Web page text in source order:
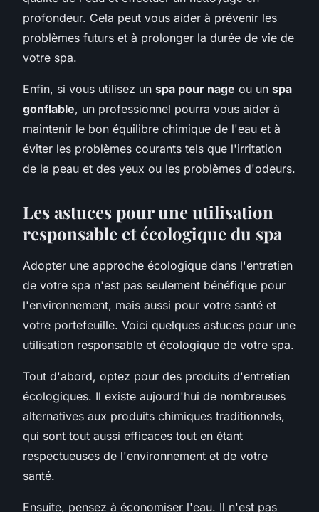
profondeur. Cela peut vous aider à prévenir les
problèmes futurs et à prolonger la durée de vie de
votre spa.
Enfin, si vous utilisez un spa pour nage ou un spa
gonflable, un professionnel pourra vous aider à
maintenir le bon équilibre chimique de l'eau et à
éviter les problèmes courants tels que l'irritation
de la peau et des yeux ou les problèmes d'odeurs.
Les astuces pour une utilisation
responsable et écologique du spa
Adopter une approche écologique dans l'entretien
de votre spa n'est pas seulement bénéfique pour
l'environnement, mais aussi pour votre santé et
votre portefeuille. Voici quelques astuces pour une
utilisation responsable et écologique de votre spa.
Tout d'abord, optez pour des produits d'entretien
écologiques. Il existe aujourd'hui de nombreuses
alternatives aux produits chimiques traditionnels,
qui sont tout aussi efficaces tout en étant
respectueuses de l'environnement et de votre
santé.
Ensuite, pensez à économiser l'eau. Il n'est pas